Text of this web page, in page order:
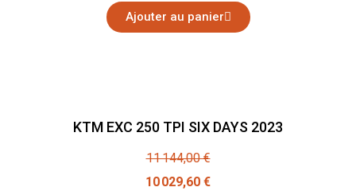
Ajouter au panier
KTM EXC 250 TPI SIX DAYS 2023
11 144,00 €
10 029,60 €